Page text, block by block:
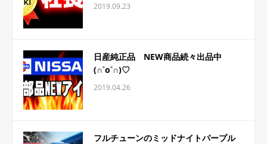
2019.09.23
日産純正品 NEW商品続々出品中
(∩˃o˂∩)♡
2019.04.26
フルチューンのミッドナイトパープル